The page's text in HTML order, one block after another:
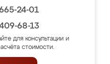
24-01
68-13
для консультации и
стоимости.